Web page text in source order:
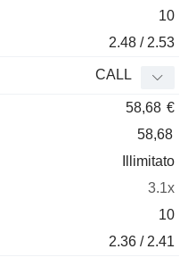
10
2.48 / 2.53
CALL
58,68 €
58,68
Illimitato
3.1x
10
2.36 / 2.41